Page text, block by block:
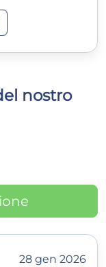
nostro
28 gen 2026